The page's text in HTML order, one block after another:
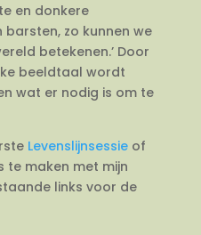
en donkere
barsten, zo kunnen we
betekenen.’ Door
beeldtaal wordt
wat er nodig is om te
Levenslijnsessieof
te maken met mijn
links voor de